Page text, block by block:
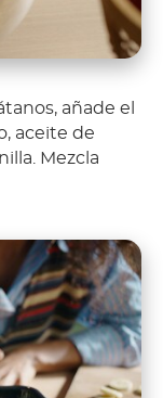
añade el
aceite de
Mezcla